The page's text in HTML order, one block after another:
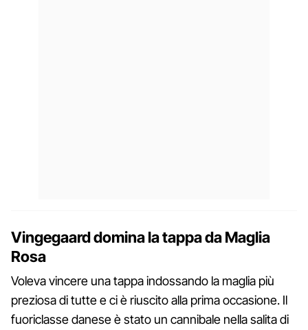
Vingegaard domina la tappa da Maglia
Rosa
Voleva vincere una tappa indossando la maglia più
preziosa di tutte e ci è riuscito alla prima occasione. Il
fuoriclasse danese è stato un cannibale nella salita di